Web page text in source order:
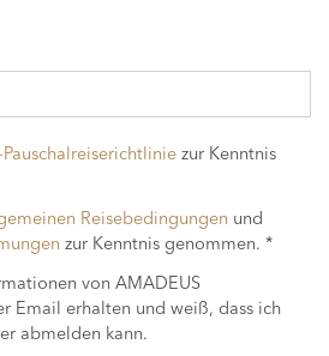
Pauschalreiserichtlinie zur Kenntnis
Reisebedingungen und
zur Kenntnis genommen. *
von AMADEUS
Email erhalten und weiß, dass ich
abmelden kann.